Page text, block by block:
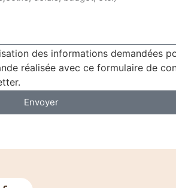
des informations demandées
réalisée avec ce formulaire de
Envoyer